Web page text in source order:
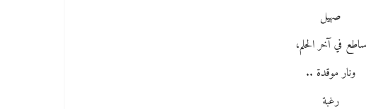
صهيل
ساطع في آخر الحلم،
ونار موقدة ..
رغبة